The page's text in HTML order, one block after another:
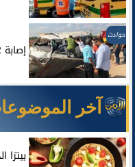
حوادث
إصابة 12 عاملاً في انقلاب ميكروباص بالشرقية
آخر